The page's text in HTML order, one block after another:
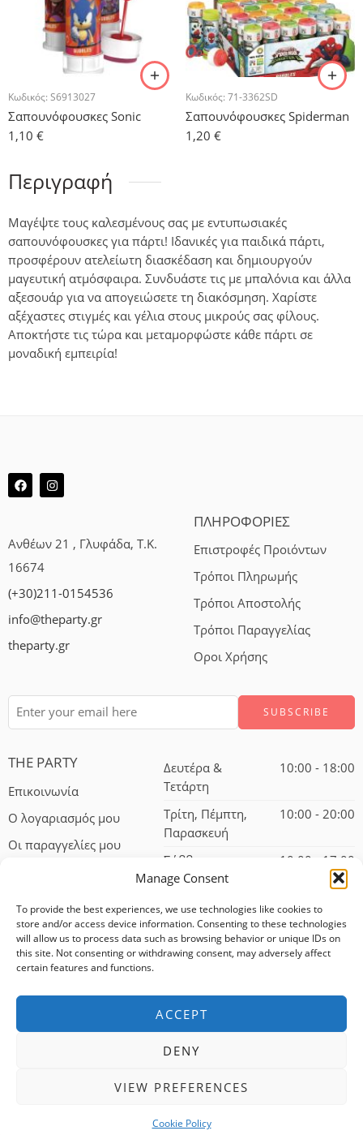
Manage Consent
To provide the best experiences, we use technologies like cookies to
store and/or access device information. Consenting to these technologies
will allow us to process data such as browsing behavior or unique IDs on
this site. Not consenting or withdrawing consent, may adversely affect
certain features and functions.
ACCEPT
DENY
VIEW PREFERENCES
Cookie Policy
Κωδικός: S6913027
Σαπουνόφουσκες Sonic
1,10 €
Κωδικός: 71-3362SD
Σαπουνόφουσκες Spiderman
1,20 €
Περιγραφή
Μαγέψτε τους καλεσμένους σας με εντυπωσιακές
σαπουνόφουσκες για πάρτι! Ιδανικές για παιδικά πάρτι,
προσφέρουν ατελείωτη διασκέδαση και δημιουργούν
μαγευτική ατμόσφαιρα. Συνδυάστε τις με μπαλόνια και άλλα
αξεσουάρ για να απογειώσετε τη διακόσμηση. Χαρίστε
αξέχαστες στιγμές και γέλια στους μικρούς σας φίλους.
Αποκτήστε τις τώρα και μεταμορφώστε κάθε πάρτι σε
μοναδική εμπειρία!
Ανθέων 21 , Γλυφάδα, Τ.Κ.
16674
(+30)211-0154536
info@theparty.gr
theparty.gr
ΠΛΗΡΟΦΟΡΙΕΣ
Επιστροφές Προιόντων
Τρόποι Πληρωμής
Τρόποι Αποστολής
Τρόποι Παραγγελίας
Οροι Χρήσης
THE PARTY
Επικοινωνία
Ο λογαριασμός μου
Οι παραγγελίες μου
Δευτέρα &
Τετάρτη
10:00 - 18:00
Τρίτη, Πέμπτη,
Παρασκευή
10:00 - 20:00
Σάββατο 10:00 - 17:00